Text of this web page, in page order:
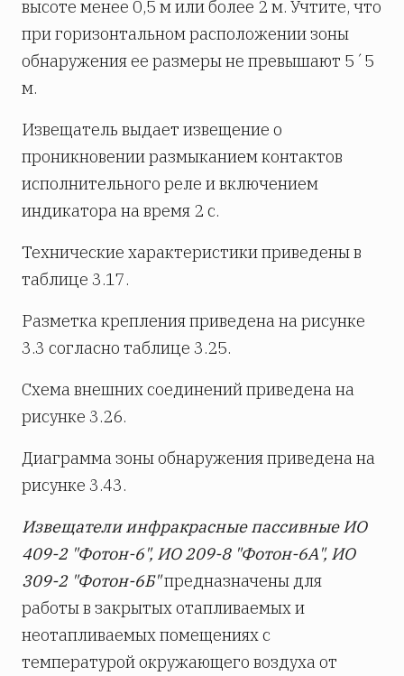
высоте менее 0,5 м или более 2 м. Учтите, что
при горизонтальном расположении зоны
обнаружения ее размеры не превышают 5´5
м.
Извещатель выдает извещение о
проникновении размыканием контактов
исполнительного реле и включением
индикатора на время 2 с.
Технические характеристики приведены в
таблице 3.17.
Разметка крепления приведена на рисунке
3.3 согласно таблице 3.25.
Схема внешних соединений приведена на
рисунке 3.26.
Диаграмма зоны обнаружения приведена на
рисунке 3.43.
Извещатели инфракрасные пассивные ИО
409-2 "Фотон-6", ИО 209-8 "Фотон-6А", ИО
309-2 "Фотон-6Б"предназначены для
работы в закрытых отапливаемых и
неотапливаемых помещениях с
температурой окружающего воздуха от